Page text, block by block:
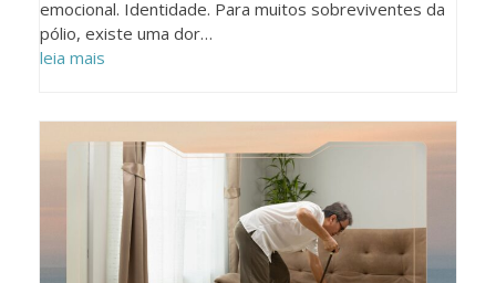
emocional. Identidade. Para muitos sobreviventes da
pólio, existe uma dor…
leia mais